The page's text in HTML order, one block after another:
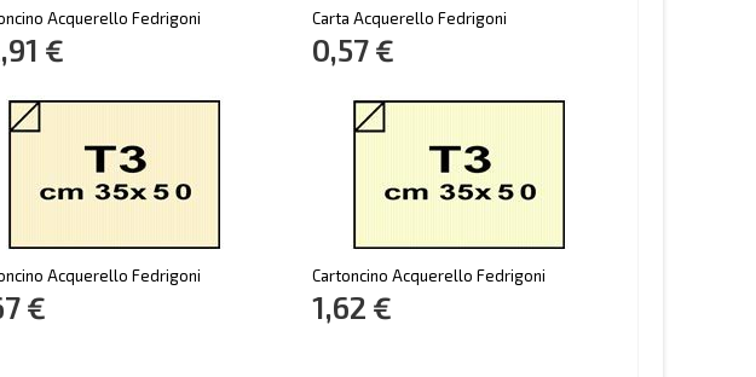
Acquerello Fedrigoni
€
Carta Acquerello Fedrigoni
0,57 €
Acquerello Fedrigoni
€
Cartoncino Acquerello Fedrigoni
1,62 €